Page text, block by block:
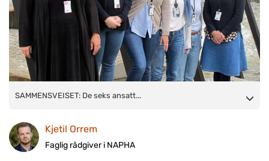
SAMMENSVEISET: De seks ansatte ved Livskrisehjelpen har
kollegastøtte og en jobbhverdag som aldri blir kjedelig. F.v.
Birthe Rasmussen, Jacqueline Tveit, Marie Thorkildsen,
SAMMENSVEISET: De seks ansatt...
Kjetil Orrem
Faglig rådgiver i NAPHA